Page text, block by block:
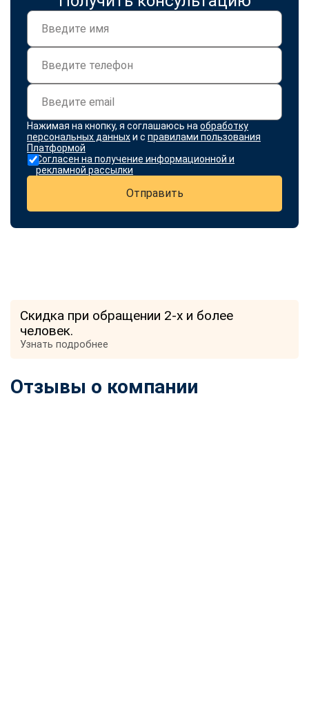
Нажимая на кнопку, я соглашаюсь на обработку
персональных данныхи с правилами пользования
Платформой
Согласен на получение информационной и
рекламной рассылки
Отправить
Скидка при обращении 2-х и более
человек.
Узнать подробнее
Отзывы о компании